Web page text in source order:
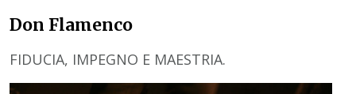
Don Flamenco
FIDUCIA, IMPEGNO E MAESTRIA.